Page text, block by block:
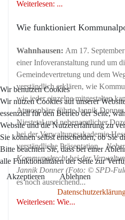
Weiterlesen: ...
Wie funktioniert
Wahnhausen: Am 17.
einer Infoveranstaltung rund um
Gemeindevertretung und dem
verständlich erklären, wie
wie jeder einzelne mitgestalten
Atmosphäre führte Jannik
Niestetal und nebenamtlicher
bei der Verwaltungsakademie
verständliche Präsentation.
Kommunalrecht bei der
Jannik Donner (Foto: © SPD-
es noch ausreichend...
Weiterlesen: Wie...
Wir benutzen Cookies
Wir nutzen Cookies auf unserer
essenziell für den Betrieb der Seite,
Website und die Nutzererfahrung zu
Sie können selbst entscheiden, ob Sie
Bitte beachten Sie, dass bei einer
alle Funktionalitäten der Seite zur
Akzeptieren
Ablehnen